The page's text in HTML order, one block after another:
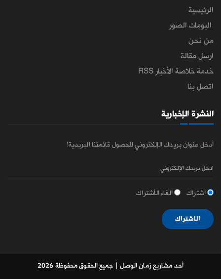
الرئيسية
البومات الصور
من نحن
ارسل مقالة
خدمة خلاصة الأخبار RSS
اتصل بنا
النشرة الإخبارية
أدخل عنوان بريدك الإلكتروني للحصول قائمتنا البريدية!
اشتراك الغاء الأشتراك
الاشتراك
أحد مشاريع زمان الوصل | جميع الحقوق محفوظة 2026